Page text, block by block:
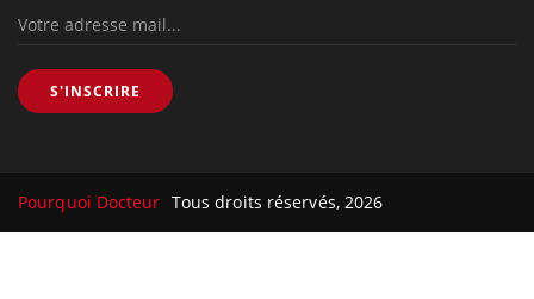
S'INSCRIRE
Pourquoi Docteur Tous droits réservés, 2026